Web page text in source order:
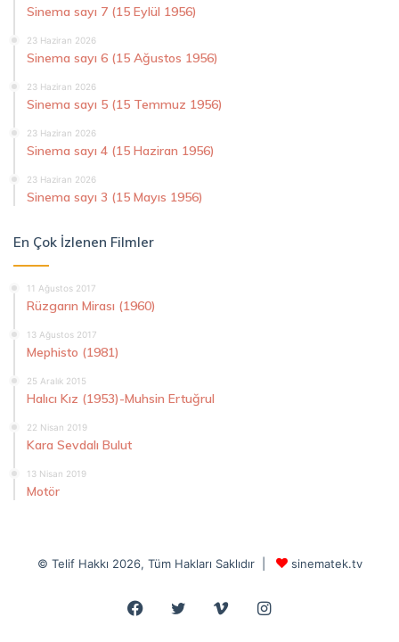
Sinema sayı 7 (15 Eylül 1956)
23 Haziran 2026
Sinema sayı 6 (15 Ağustos 1956)
23 Haziran 2026
Sinema sayı 5 (15 Temmuz 1956)
23 Haziran 2026
Sinema sayı 4 (15 Haziran 1956)
23 Haziran 2026
Sinema sayı 3 (15 Mayıs 1956)
En Çok İzlenen Filmler
11 Ağustos 2017
Rüzgarın Mirası (1960)
13 Ağustos 2017
Mephisto (1981)
25 Aralık 2015
Halıcı Kız (1953)-Muhsin Ertuğrul
22 Nisan 2019
Kara Sevdalı Bulut
13 Nisan 2019
Motör
© Telif Hakkı 2026, Tüm Hakları Saklıdır | sinematek.tv
Facebook
Twitter VimeoInstagram